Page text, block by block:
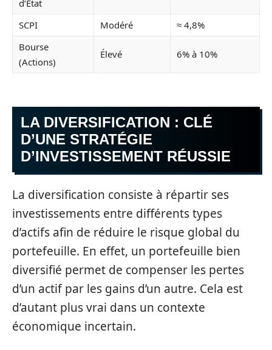
d’État
SCPI Modéré
≈ 4,8%
Bourse
(Actions)
Élevé 6% à 10%
LA DIVERSIFICATION : CLÉ
D’UNE STRATÉGIE
D’INVESTISSEMENT RÉUSSIE
La diversification consiste à répartir ses
investissements entre différents types
d’actifs afin de réduire le risque global du
portefeuille. En effet, un portefeuille bien
diversifié permet de compenser les pertes
d’un actif par les gains d’un autre. Cela est
d’autant plus vrai dans un contexte
économique incertain.